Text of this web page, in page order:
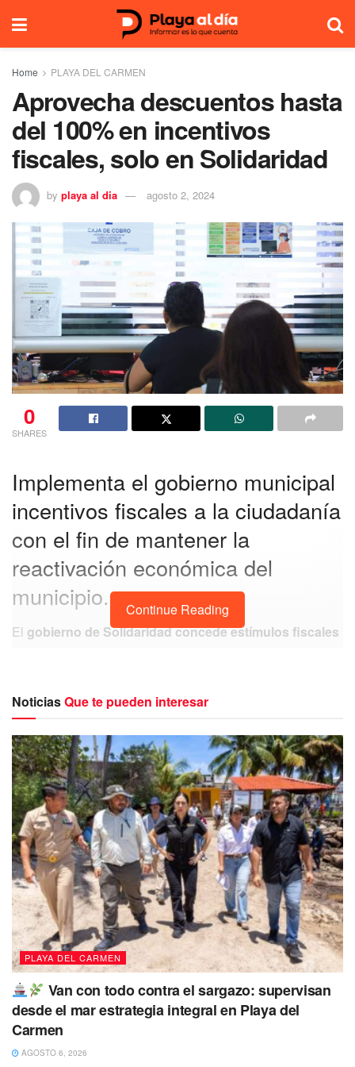
Home PLAYA DEL CARMEN
Aprovecha descuentos hasta
del 100% en incentivos
fiscales, solo en Solidaridad
by playa al dia agosto 2, 2024
0
SHARES
Implementa el gobierno municipal
incentivos fiscales a la ciudadanía
con el fin de mantener la
reactivación económica del
municipio.
El gobierno de Solidaridad concede estímulos fiscales
derechos, productos y aprovechamientos.
vigentes del 1° de agosto al 15 de septiembre,esto
luego de ser aprobado por elgobierno municipal dirigido
por la presidenta Lili Camposa fin de continuar con la
reactivación económica del municipio.
Continue Reading
NoticiasQue te pueden interesar
PLAYA DEL CARMEN
Van con todo contra el sargazo: supervisan
desde el mar estrategia integral en Playa del
Carmen
AGOSTO 6, 2026